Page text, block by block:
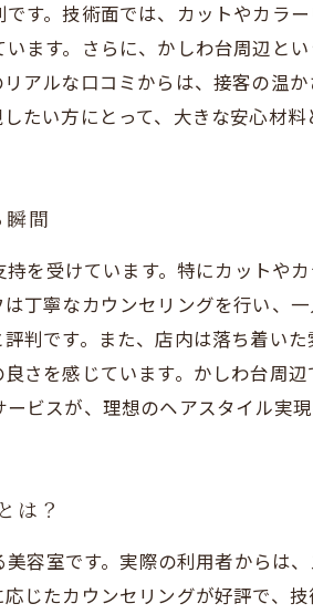
す。技術面では、カットやカラ
ます。さらに、かしわ台周辺と
アルな口コミからは、接客の温
たい方にとって、大きな安心材料
間
を受けています。特にカットや
丁寧なカウンセリングを行い、
判です。また、店内は落ち着い
さを感じています。かしわ台周
ビスが、理想のヘアスタイル実現
は？
容室です。実際の利用者からは
じたカウンセリングが好評で、